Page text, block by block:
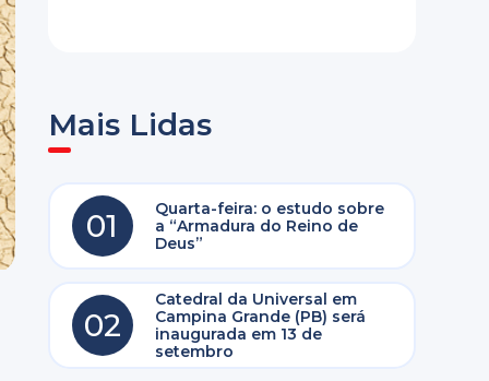
Mais Lidas
01
Quarta-feira: o estudo sobre
a “Armadura do Reino de
Deus”
02
Catedral da Universal em
Campina Grande (PB) será
inaugurada em 13 de
setembro